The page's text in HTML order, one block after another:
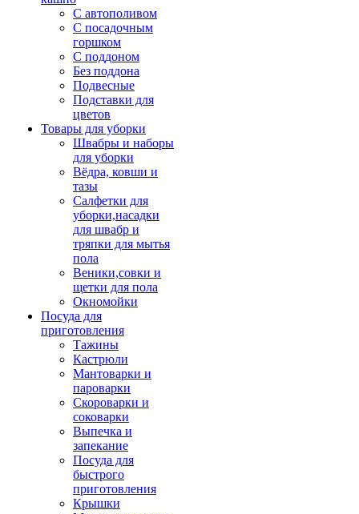
С автополивом
С посадочным
горшком
С поддоном
Без поддона
Подвесные
Подставки для
цветов
Товары для уборки
Швабры и наборы
для уборки
Вёдра, ковши и
тазы
Салфетки для
уборки,насадки
для швабр и
тряпки для мытья
пола
Веники,совки и
щетки для пола
Окномойки
Посуда для
приготовления
Тажины
Кастрюли
Мантоварки и
пароварки
Скороварки и
соковарки
Выпечка и
запекание
Посуда для
быстрого
приготовления
Крышки